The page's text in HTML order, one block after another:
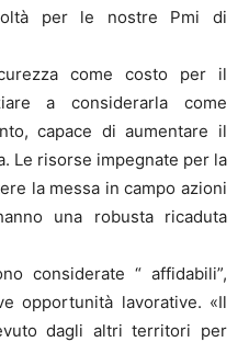
per le nostre Pmi di
come costo per il
a considerarla come
capace di aumentare il
Le risorse impegnate per la
la messa in campo azioni
una robusta ricaduta
considerate “ affidabili”,
opportunità lavorative. «Il
dagli altri territori per